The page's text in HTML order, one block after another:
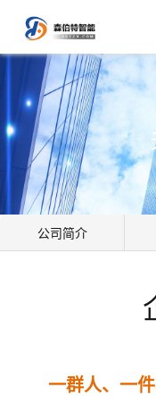
公司简介
一群人、一